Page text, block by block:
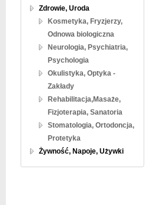
Zdrowie, Uroda
Kosmetyka, Fryzjerzy,
Odnowa biologiczna
Neurologia, Psychiatria,
Psychologia
Okulistyka, Optyka -
Zakłady
Rehabilitacja,Masaże,
Fizjoterapia, Sanatoria
Stomatologia, Ortodoncja,
Protetyka
Żywność, Napoje, Używki